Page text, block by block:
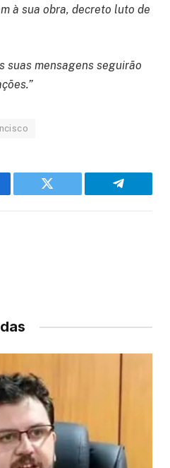
à sua obra, decreto luto de
suas mensagens seguirão
Twitter Telegram